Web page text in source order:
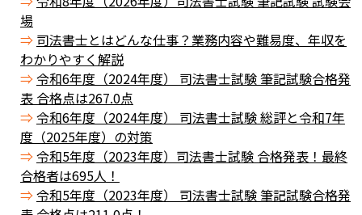
場
司法書士とはどんな仕事？業務内容や難易度、年収を
わかりやすく解説
令和6年度（2024年度） 司法書士試験 筆記試験合格発
表 合格点は267.0点
令和6年度（2024年度） 司法書士試験 総評と令和7年
度（2025年度）の対策
令和5年度（2023年度）司法書士試験 合格発表！最終
合格者は695人！
令和5年度（2023年度） 司法書士試験 筆記試験合格発